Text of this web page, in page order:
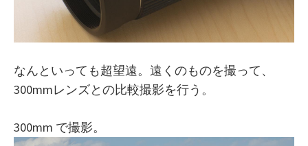
なんといっても超望遠。遠くのものを撮って、
300mmレンズとの比較撮影を行う。
300mm で撮影。